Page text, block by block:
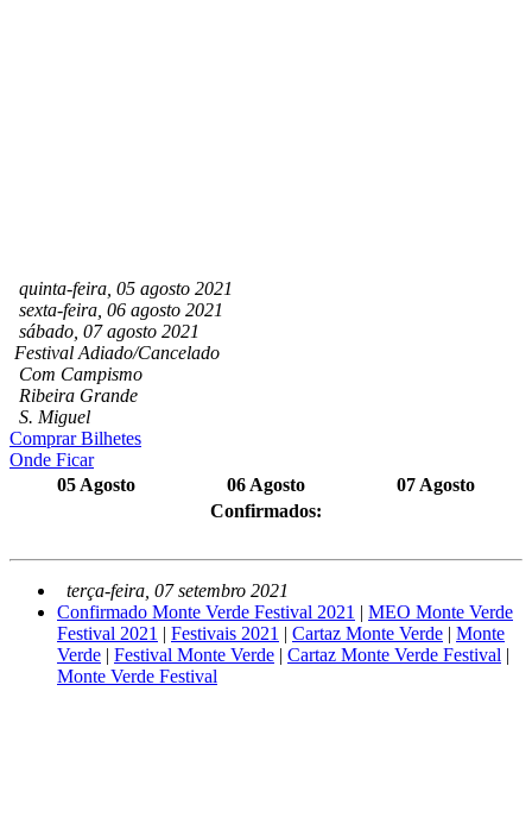
quinta-feira, 05 agosto 2021
sexta-feira, 06 agosto 2021
sábado, 07 agosto 2021
Festival Adiado/Cancelado
Com Campismo
Ribeira Grande
S. Miguel
Comprar Bilhetes
Onde Ficar
05 Agosto
06 Agosto
07 Agosto
Confirmados:
terça-feira, 07 setembro 2021
Confirmado Monte Verde Festival 2021 | MEO Monte Verde
Festival 2021 | Festivais 2021 | Cartaz Monte Verde | Monte
Verde | Festival Monte Verde | Cartaz Monte Verde Festival |
Monte Verde Festival